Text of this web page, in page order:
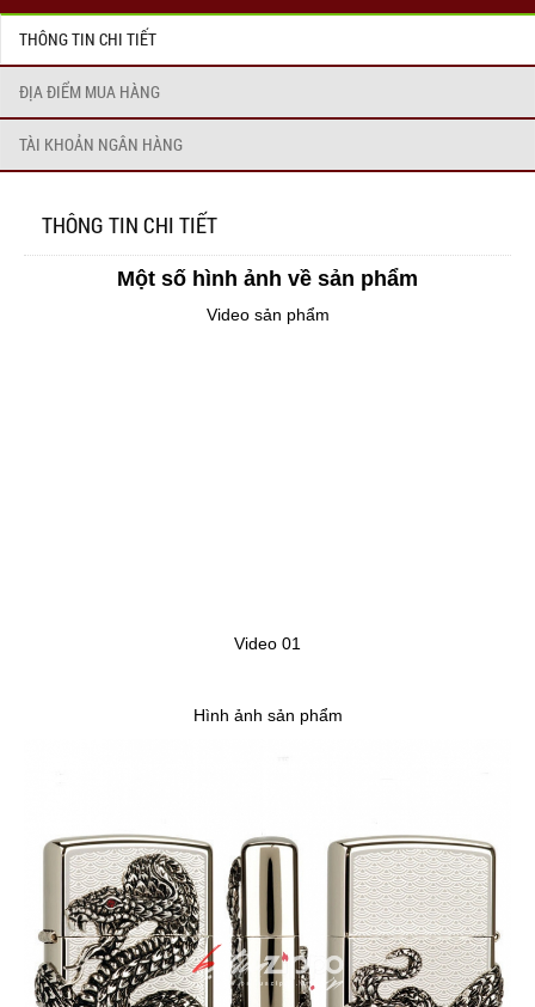
THÔNG TIN CHI TIẾT
ĐỊA ĐIỂM MUA HÀNG
TÀI KHOẢN NGÂN HÀNG
THÔNG TIN CHI TIẾT
Một số hình ảnh về sản phẩm
Video sản phẩm
Video 01
Hình ảnh sản phẩm